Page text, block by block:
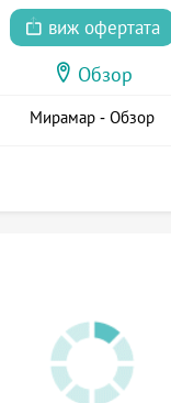
виж офертата
Обзор
Мирамар - Обзор